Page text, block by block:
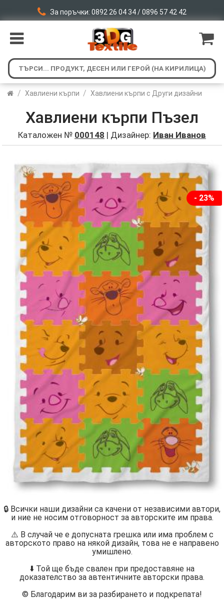
За поръчки: 0892 26 04 34 / 0896 57 42 42
/ Хавлиени кърпи / Хавлиени кърпи с Други дизайни
Хавлиени кърпи Пъзел
Каталожен № 000148 | Дизайнер: Иван Иванов
- 23%
🔒 Всички наши дизайни са качени от независими автори,
и ние не носим отговорност за авторските им права.
⚠️ В случай че е допусната грешка или има проблем с
авторското право на някой дизайн, това не е направено
умишлено.
⬇️ Той ще бъде свален при предоставяне на
доказателство за автентичните авторски права.
©️ Благодарим ви за разбирането и подкрепата!